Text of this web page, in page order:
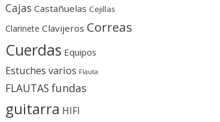
Cajas Castañuelas Cejillas
Clarinete Clavijeros Correas
Cuerdas Equipos
Estuches varios Flauta
FLAUTAS fundas
guitarra HIFI